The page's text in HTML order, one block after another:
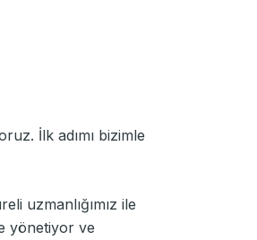
İlk adımı bizimle
uzmanlığımız ile
yönetiyor ve